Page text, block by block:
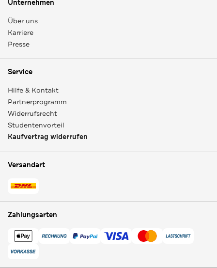
Unternehmen
Über uns
Karriere
Presse
Service
Hilfe & Kontakt
Partnerprogramm
Widerrufsrecht
Studentenvorteil
Kaufvertrag widerrufen
Versandart
Zahlungsarten